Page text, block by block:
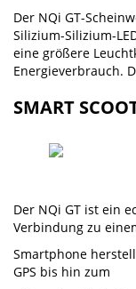
Der NQi GT-
Silizium-Silizium-
eine größere
Energieverbrauch.
SMART
Der NQi GT ist ein
Verbindung zu
Smartphone
GPS bis hin zum